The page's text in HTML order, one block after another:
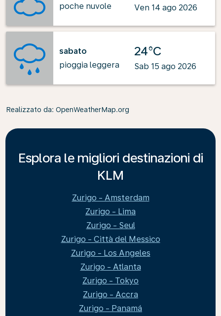
poche nuvole
Ven 14 ago 2026
sabato
pioggia leggera
24°C
Sab 15 ago 2026
Realizzato da: OpenWeatherMap.org
Esplora le migliori destinazioni di
KLM
Zurigo - Amsterdam
Zurigo - Lima
Zurigo - Seul
Zurigo - Città del Messico
Zurigo - Los Angeles
Zurigo - Atlanta
Zurigo - Tokyo
Zurigo - Accra
Zurigo - Panamá